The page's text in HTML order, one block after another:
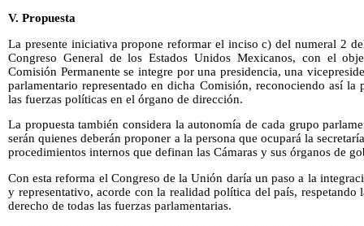
V. Propuesta
La presente iniciativa propone reformar el inciso c) del numeral 2
Congreso General de los Estados Unidos Mexicanos, con el
Comisión Permanente se integre por una presidencia, una
parlamentario representado en dicha Comisión, reconociendo así
las fuerzas políticas en el órgano de dirección.
La propuesta también considera la autonomía de cada grupo
serán quienes deberán proponer a la persona que ocupará la
procedimientos internos que definan las Cámaras y sus órganos de
Con esta reforma el Congreso de la Unión daría un paso a la
y representativo, acorde con la realidad política del país,
derecho de todas las fuerzas parlamentarias.